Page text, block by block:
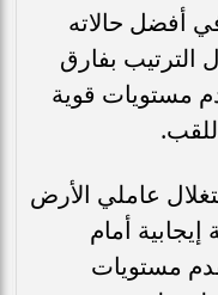
أفضل حالاته
بفارق
مستويات قوية
عاملي الأرض
أمام
مستويات